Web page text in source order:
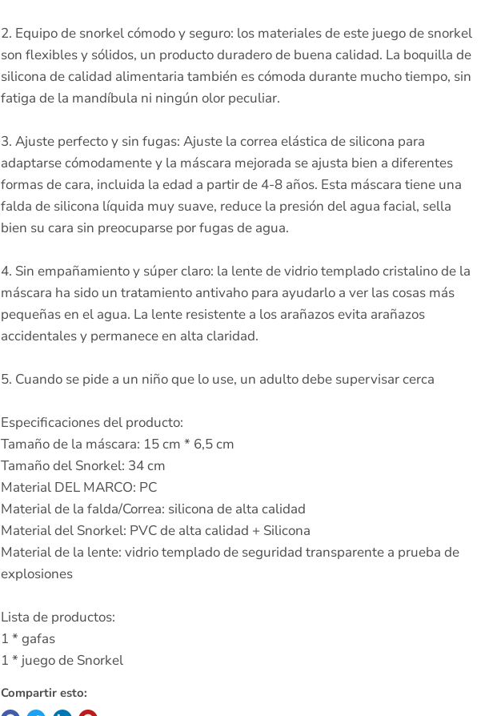
2. Equipo de snorkel cómodo y seguro: los materiales de este juego de snorkel
son flexibles y sólidos, un producto duradero de buena calidad. La boquilla de
silicona de calidad alimentaria también es cómoda durante mucho tiempo, sin
fatiga de la mandíbula ni ningún olor peculiar.
3. Ajuste perfecto y sin fugas: Ajuste la correa elástica de silicona para
adaptarse cómodamente y la máscara mejorada se ajusta bien a diferentes
formas de cara, incluida la edad a partir de 4-8 años. Esta máscara tiene una
falda de silicona líquida muy suave, reduce la presión del agua facial, sella
bien su cara sin preocuparse por fugas de agua.
4. Sin empañamiento y súper claro: la lente de vidrio templado cristalino de la
máscara ha sido un tratamiento antivaho para ayudarlo a ver las cosas más
pequeñas en el agua. La lente resistente a los arañazos evita arañazos
accidentales y permanece en alta claridad.
5. Cuando se pide a un niño que lo use, un adulto debe supervisar cerca
Especificaciones del producto:
Tamaño de la máscara: 15 cm * 6,5 cm
Tamaño del Snorkel: 34 cm
Material DEL MARCO: PC
Material de la falda/Correa: silicona de alta calidad
Material del Snorkel: PVC de alta calidad + Silicona
Material de la lente: vidrio templado de seguridad transparente a prueba de
explosiones
Lista de productos:
1 * gafas
1 * juego de Snorkel
Compartir esto: